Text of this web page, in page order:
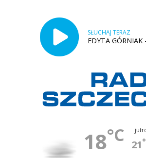
SŁUCHAJ TERAZ
EDYTA GÓRNIAK
18°C 21